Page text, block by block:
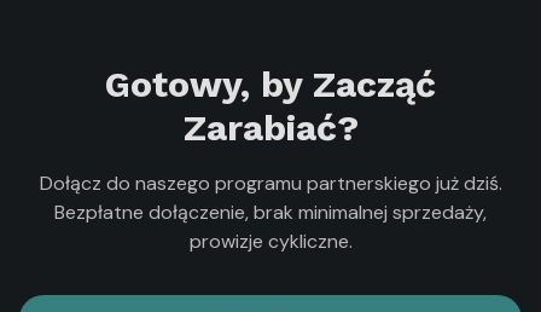
Gotowy, by Zacząć
Zarabiać?
Dołącz do naszego programu partnerskiego już dziś.
Bezpłatne dołączenie, brak minimalnej sprzedaży,
prowizje cykliczne.